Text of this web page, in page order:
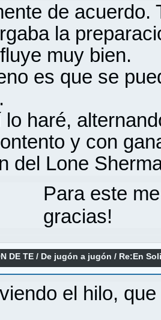
de acuerdo.
la
muy bien.
es que se
lo haré,
y con
del Lone
Para este
gracias!
DE TE / De jugón a jugón / Re:En
el hilo,